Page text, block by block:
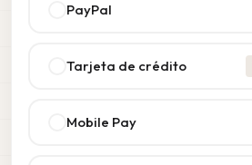
PayPal
Tarjeta de crédito
Mobile Pay